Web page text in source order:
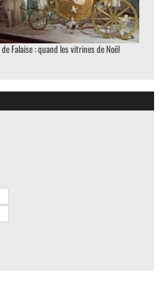
Falaise : quand les vitrines de Noël